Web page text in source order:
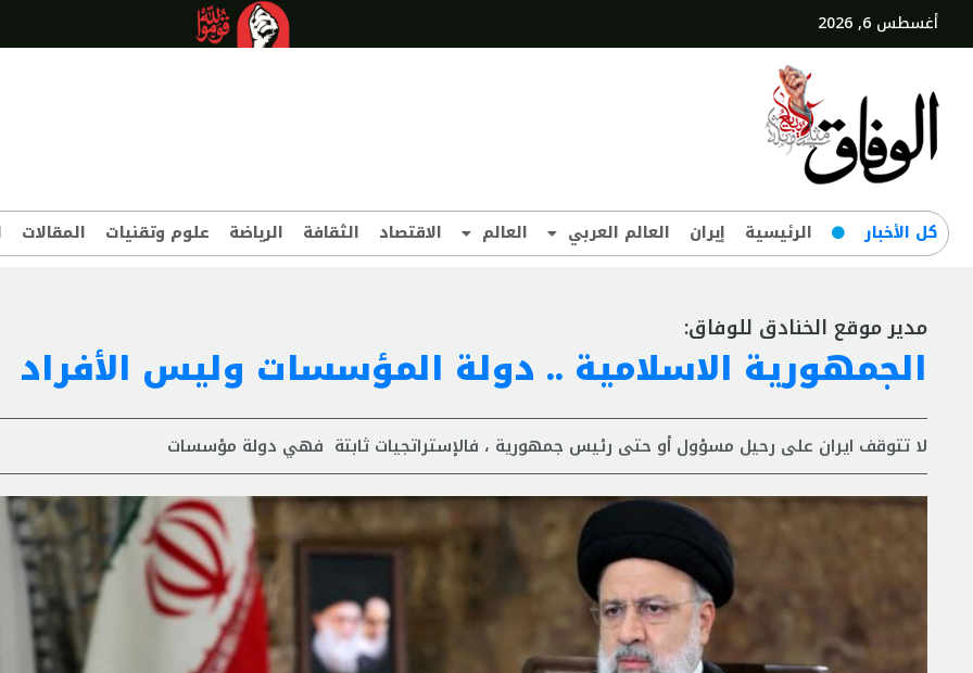
أغسطس 6, 2026
کل‌ الأخبار الرئيسية إيران العالم العربي العالم الاقتصاد الثقافة الرياضة علوم وتقنيات المقالات
مدير موقع الخنادق للوفاق:
الجمهورية الاسلامية .. دولة المؤسسات وليس الأفراد
لا تتوقف ايران على رحيل مسؤول أو حتى رئيس جمهورية ، فالإستراتجيات ثابتة فهي دولة مؤسسات